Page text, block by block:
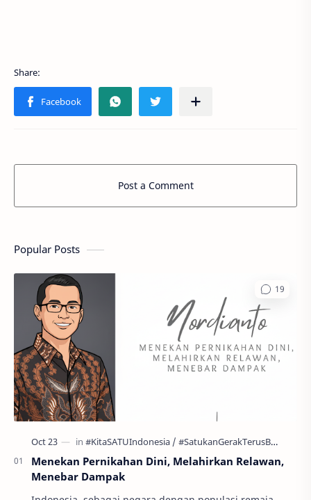
Post a Comment
Popular Posts
Menekan Pernikahan Dini, Melahirkan Relawan,
Menebar Dampak